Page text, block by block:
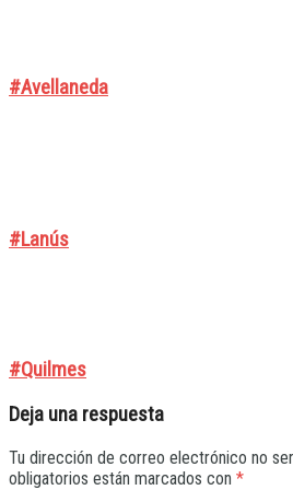
#Avellaneda
#Lanús
#Quilmes
Deja una respuesta
Tu dirección de correo electrónico no
obligatorios están marcados con *